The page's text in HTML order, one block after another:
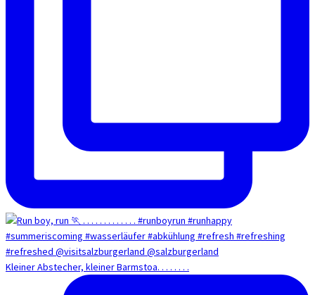
Kleiner Abstecher, kleiner Barmstoa. . . . . . . .